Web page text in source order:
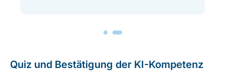
Quiz und Bestätigung der KI-Kompetenz